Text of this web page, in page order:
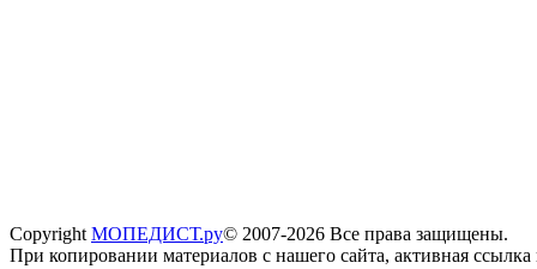
Copyright МОПЕДИСТ.ру© 2007-2026 Все права защищены.
При копировании материалов с нашего сайта, активная